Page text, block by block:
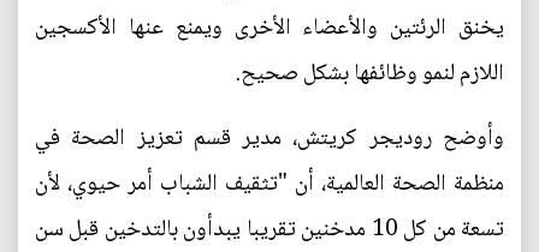
يخنق الرئتين والأعضاء الأخرى ويمنع عنها الأكسجين
اللازم لنمو وظائفها بشكل صحيح.
وأوضح روديجر كريتش، مدير قسم تعزيز الصحة في
منظمة الصحة العالمية، أن "تثقيف الشباب أمر حيوي، لأن
تسعة من كل 10 مدخنين تقريبا يبدأون بالتدخين قبل سن